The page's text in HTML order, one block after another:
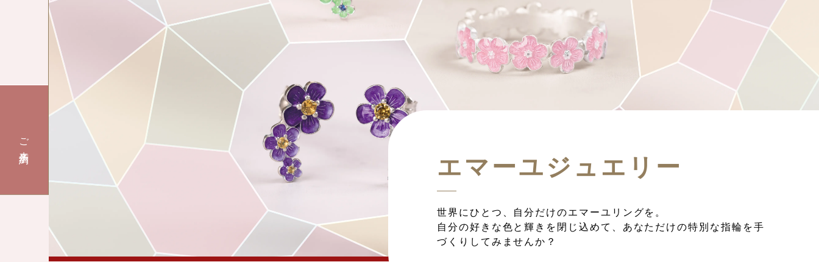
ご来店予約
エマーユジュエリー
世界にひとつ、自分だけのエマーユリングを。
自分の好きな色と輝きを閉じ込めて、あなただけの特別な指輪を手
づくりしてみませんか？